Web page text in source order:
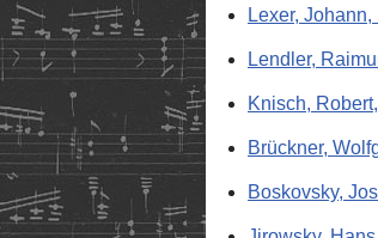
Lexer, Johann,
Lendler,
Knisch,
Brückner,
Boskovsky,